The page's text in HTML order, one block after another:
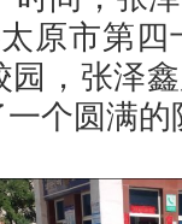
原市第四
，张泽
个圆满